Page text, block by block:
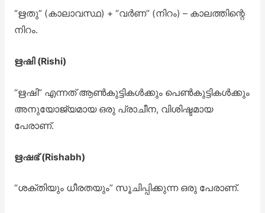
“ഋതു” (കാലാവസ്ഥ) + “വർണ” (നിറം) – കാലത്തിന്റെ
നിറം.
ഋഷി (Rishi)
“ഋഷി” എന്നത് ആൺകുട്ടികൾക്കും പെൺകുട്ടികൾക്കും
അനുയോജ്യമായ ഒരു പ്രാചീന, വിശിഷ്ടമായ
പേരാണ്.
ഋഷഭ് (Rishabh)
“ശക്തിയും ധീരതയും” സൂചിപ്പിക്കുന്ന ഒരു പേരാണ്.